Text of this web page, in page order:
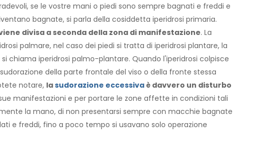
se le vostre mani o piedi sono sempre bagnati e freddi e
bagnate, si parla della cosiddetta iperidrosi primaria.
divisa a seconda della zona di manifestazione. La
palmare, nel caso dei piedi si tratta di iperidrosi plantare, la
chiama iperidrosi palmo-plantare. Quando l'iperidrosi colpisce
della parte frontale del viso o della fronte stessa
notare, lasudorazione eccessivaè davvero un disturbo
manifestazioni e per portare le zone affette in condizioni tali
la mano, di non presentarsi sempre con macchie bagnate
e freddi, fino a poco tempo si usavano solo operazione